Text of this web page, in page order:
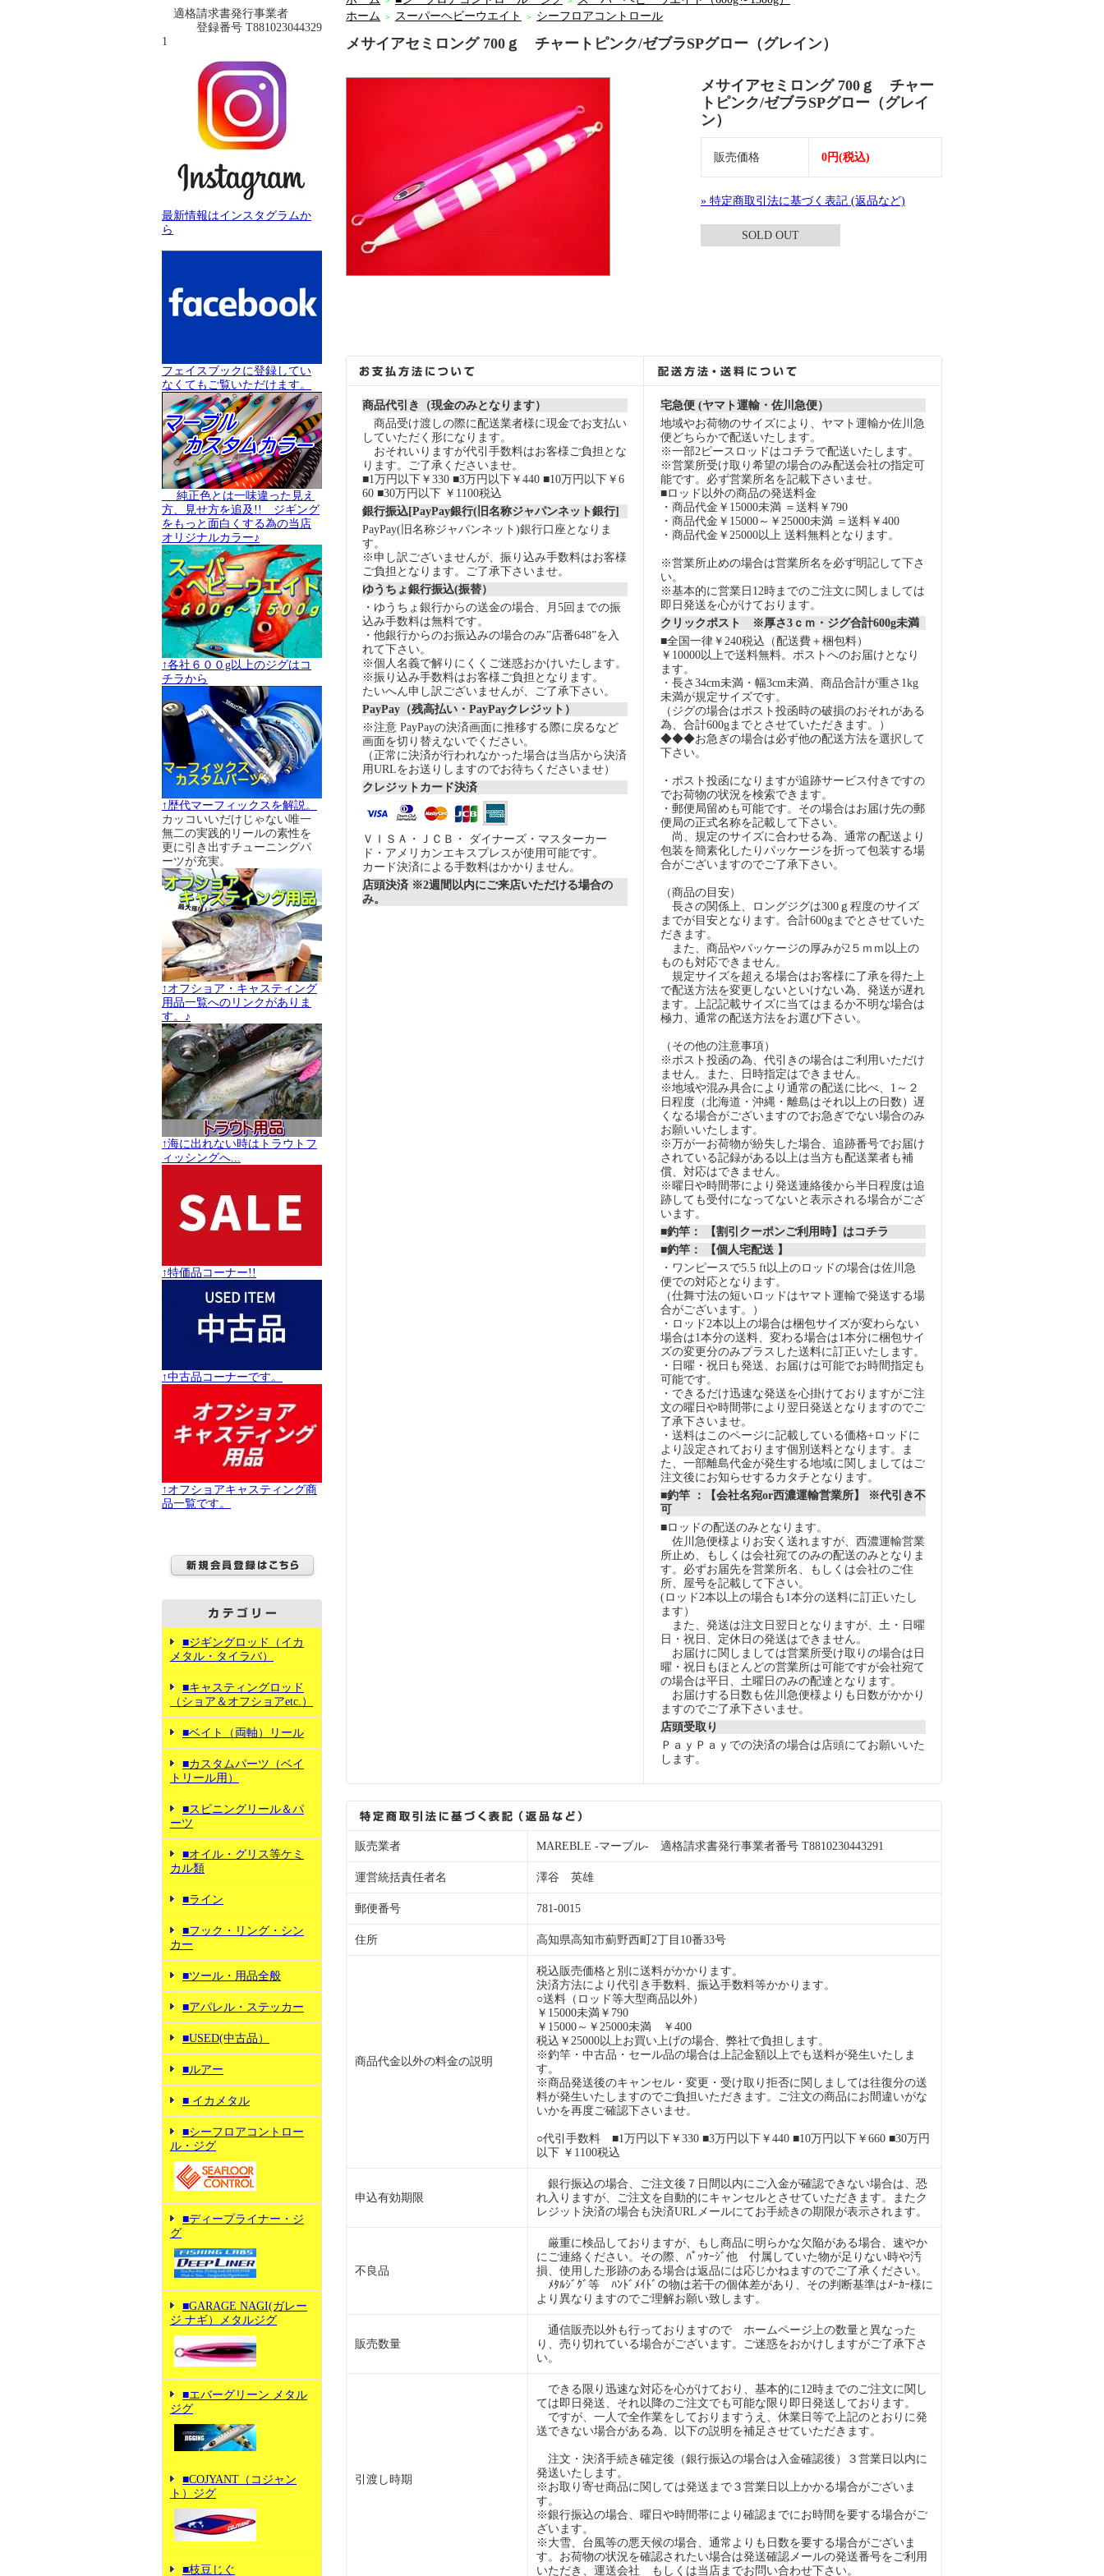
適格請求書発行事業者
登録番号 T881023044329
1
最新情報はインスタグラムか
ら
フェイスブックに登録してい
なくてもご覧いただけます。
純正色とは一味違った見え
方、見せ方を追及!! ジギング
をもっと面白くする為の当店
オリジナルカラー♪
↑各社６００g以上のジグはコ
チラから
↑歴代マーフィックスを解説。
カッコいいだけじゃない唯一
無二の実践的リールの素性を
更に引き出すチューニングパ
ーツが充実。
↑オフショア・キャスティング
用品一覧へのリンクがありま
す。♪
↑海に出れない時はトラウトフ
ィッシングへ...
↑特価品コーナー!!
↑中古品コーナーです。
↑オフショアキャスティング商
品一覧です。
■ジギングロッド（イカ
メタル・タイラバ）
■キャスティングロッド
（ショア＆オフショアetc.）
■ベイト（両軸）リール
■カスタムパーツ（ベイ
トリール用）
■スピニングリール＆パ
ーツ
■オイル・グリス等ケミ
カル類
■ライン
■フック・リング・シン
カー
■ツール・用品全般
■アパレル・ステッカー
■USED(中古品）
■ルアー
■ イカメタル
■シーフロアコントロー
ル・ジグ
■ディープライナー・ジ
グ
■GARAGE NAGI(ガレー
ジ ナギ）メタルジグ
■エバーグリーン メタル
ジグ
■COJYANT（コジャン
ト）ジグ
■枝豆じぐ
ホーム
＞ スーパーヘビーウエイト ＞ シーフロアコントロール
メサイアセミロング 700ｇ チャートピンク/ゼブラSPグロー（グレイン）
メサイアセミロング 700ｇ チャー
トピンク/ゼブラSPグロー（グレイ
ン）
販売価格 0円(税込)
» 特定商取引法に基づく表記 (返品など)
SOLD OUT
商品代引き（現金のみとなります）
商品受け渡しの際に配送業者様に現金でお支払い
していただく形になります。
おそれいりますが代引手数料はお客様ご負担とな
ります。ご了承くださいませ。
■1万円以下￥330 ■3万円以下￥440 ■10万円以下￥6
60 ■30万円以下 ￥1100税込
銀行振込[PayPay銀行(旧名称ジャパンネット銀行]
PayPay(旧名称ジャパンネット)銀行口座となりま
す。
※申し訳ございませんが、振り込み手数料はお客様
ご負担となります。ご了承下さいませ。
ゆうちょ銀行振込(振替）
・ゆうちょ銀行からの送金の場合、月5回までの振
込み手数料は無料です。
・他銀行からのお振込みの場合のみ”店番648”を入
れて下さい。
※個人名義で解りにくくご迷惑おかけいたします。
※振り込み手数料はお客様ご負担となります。
たいへん申し訳ございませんが、ご了承下さい。
PayPay（残高払い・PayPayクレジット）
※注意 PayPayの決済画面に推移する際に戻るなど
画面を切り替えないでください。
（正常に決済が行われなかった場合は当店から決済
用URLをお送りしますのでお待ちくださいませ）
クレジットカード決済
ＶＩＳＡ・ＪＣＢ・ ダイナーズ・マスターカー
ド・アメリカンエキスプレスが使用可能です。
カード決済による手数料はかかりません。
店頭決済 ※2週間以内にご来店いただける場合の
み。
宅急便 (ヤマト運輸・佐川急便）
地域やお荷物のサイズにより、ヤマト運輸か佐川急
便どちらかで配送いたします。
※一部2ピースロッドはコチラで配送いたします。
※営業所受け取り希望の場合のみ配送会社の指定可
能です。必ず営業所名を記載下さいませ。
■ロッド以外の商品の発送料金
・商品代金￥15000未満 ＝送料￥790
・商品代金￥15000～￥25000未満 ＝送料￥400
・商品代金￥25000以上 送料無料となります。
※営業所止めの場合は営業所名を必ず明記して下さ
い。
※基本的に営業日12時までのご注文に関しましては
即日発送を心がけております。
クリックポスト ※厚さ3ｃｍ・ジグ合計600g未満
■全国一律￥240税込（配送費＋梱包料）
￥10000以上で送料無料。ポストへのお届けとなり
ます。
・長さ34cm未満・幅3cm未満、商品合計が重さ1kg
未満が規定サイズです。
（ジグの場合はポスト投函時の破損のおそれがある
為、合計600gまでとさせていただきます。）
◆◆◆お急ぎの場合は必ず他の配送方法を選択して
下さい。
・ポスト投函になりますが追跡サービス付きですの
でお荷物の状況を検索できます。
・郵便局留めも可能です。その場合はお届け先の郵
便局の正式名称を記載して下さい。
尚、規定のサイズに合わせる為、通常の配送より
包装を簡素化したりパッケージを折って包装する場
合がございますのでご了承下さい。
（商品の目安）
長さの関係上、ロングジグは300ｇ程度のサイズ
までが目安となります。合計600gまでとさせていた
だきます。
また、商品やパッケージの厚みが2５ｍｍ以上の
ものも対応できません。
規定サイズを超える場合はお客様に了承を得た上
で配送方法を変更しないといけない為、発送が遅れ
ます。上記記載サイズに当てはまるか不明な場合は
極力、通常の配送方法をお選び下さい。
（その他の注意事項）
※ポスト投函の為、代引きの場合はご利用いただけ
ません。また、日時指定はできません。
※地域や混み具合により通常の配送に比べ、1～２
日程度（北海道・沖縄・離島はそれ以上の日数）遅
くなる場合がございますのでお急ぎでない場合のみ
お願いいたします。
※万が一お荷物が紛失した場合、追跡番号でお届け
されている記録がある以上は当方も配送業者も補
償、対応はできません。
※曜日や時間帯により発送連絡後から半日程度は追
跡しても受付になってないと表示される場合がござ
います。
■釣竿： 【割引クーポンご利用時】はコチラ
■釣竿： 【個人宅配送 】
・ワンピースで5.5 ft以上のロッドの場合は佐川急
便での対応となります。
（仕舞寸法の短いロッドはヤマト運輸で発送する場
合がございます。）
・ロッド2本以上の場合は梱包サイズが変わらない
場合は1本分の送料、変わる場合は1本分に梱包サイ
ズの変更分のみプラスした送料に訂正いたします。
・日曜・祝日も発送、お届けは可能でお時間指定も
可能です。
・できるだけ迅速な発送を心掛けておりますがご注
文の曜日や時間帯により翌日発送となりますのでご
了承下さいませ。
・送料はこのページに記載している価格+ロッドに
より設定されております個別送料となります。ま
た、一部離島代金が発生する地域に関しましてはご
注文後にお知らせするカタチとなります。
■釣竿 ：【会社名宛or西濃運輸営業所】 ※代引き不
可
■ロッドの配送のみとなります。
佐川急便様よりお安く送れますが、西濃運輸営業
所止め、もしくは会社宛てのみの配送のみとなりま
す。必ずお届先を営業所名、もしくは会社のご住
所、屋号を記載して下さい。
(ロッド2本以上の場合も1本分の送料に訂正いたし
ます）
また、発送は注文日翌日となりますが、土・日曜
日・祝日、定休日の発送はできません。
お届けに関しましては営業所受け取りの場合は日
曜・祝日もほとんどの営業所は可能ですが会社宛て
の場合は平日、土曜日のみの配達となります。
お届けする日数も佐川急便様よりも日数がかかり
ますのでご了承下さいませ。
店頭受取り
ＰａｙＰａｙでの決済の場合は店頭にてお願いいた
します。
販売業者 MAREBLE -マーブル- 適格請求書発行事業者番号 T8810230443291
運営統括責任者名 澤谷 英雄
郵便番号 781-0015
住所 高知県高知市薊野西町2丁目10番33号
商品代金以外の料金の説明
税込販売価格と別に送料がかかります。
決済方法により代引き手数料、振込手数料等かかります。
○送料（ロッド等大型商品以外）
￥15000未満￥790
￥15000～￥25000未満 ￥400
税込￥25000以上お買い上げの場合、弊社で負担します。
※釣竿・中古品・セール品の場合は上記金額以上でも送料が発生いたしま
す。
※商品発送後のキャンセル・変更・受け取り拒否に関しましては往復分の送
料が発生いたしますのでご負担いただきます。ご注文の商品にお間違いがな
いかを再度ご確認下さいませ。
○代引手数料 ■1万円以下￥330 ■3万円以下￥440 ■10万円以下￥660 ■30万円
以下 ￥1100税込
申込有効期限
銀行振込の場合、ご注文後７日間以内にご入金が確認できない場合は、恐
れ入りますが、ご注文を自動的にキャンセルとさせていただきます。またク
レジット決済の場合も決済URLメールにてお手続きの期限が表示されます。
不良品
厳重に検品しておりますが、もし商品に明らかな欠陥がある場合、速やか
にご連絡ください。その際、ﾊﾟｯｹｰｼﾞ他 付属していた物が足りない時や汚
損、使用した形跡のある場合は返品には応じかねますのでご了承ください。
ﾒﾀﾙｼﾞｸﾞ等 ﾊﾝﾄﾞﾒｲﾄﾞの物は若干の個体差があり、その判断基準はﾒｰｶｰ様に
より異なりますのでご理解お願い致します。
販売数量
通信販売以外も行っておりますので ホームページ上の数量と異なった
り、売り切れている場合がございます。ご迷惑をおかけしますがご了承下さ
い。
引渡し時期
できる限り迅速な対応を心がけており、基本的に12時までのご注文に関し
ては即日発送、それ以降のご注文でも可能な限り即日発送しております。
ですが、一人で全作業をしておりますうえ、休業日等で上記のとおりに発
送できない場合がある為、以下の説明を補足させていただきます。
注文・決済手続き確定後（銀行振込の場合は入金確認後）３営業日以内に
発送いたします。
※お取り寄せ商品に関しては発送まで３営業日以上かかる場合がございま
す。
※銀行振込の場合、曜日や時間帯により確認までにお時間を要する場合がご
ざいます。
※大雪、台風等の悪天候の場合、通常よりも日数を要する場合がございま
す。お荷物の状況を確認されたい場合は発送確認メールの発送番号をご利用
いただき、運送会社 もしくは当店までお問い合わせ下さい。